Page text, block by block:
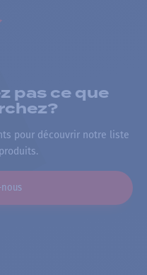
pas ce que
pour découvrir notre liste